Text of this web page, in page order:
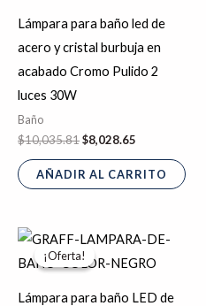
Lámpara para baño led de
acero y cristal burbuja en
acabado Cromo Pulido 2
luces 30W
Baño
$10,035.81
$10,035.81.
$8,028.65
$8,028.65.
AÑADIR AL CARRITO
¡Oferta!
¡Oferta!
Lámpara para baño LED de
El
precio
original
$1,664.15.
El
precio
actual
$1,331.32.